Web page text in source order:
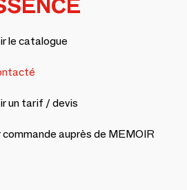
le catalogue
un tarif / devis
auprès de MEMOIR